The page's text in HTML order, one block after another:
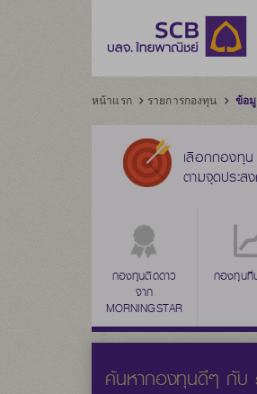
หน้าแรก รายการกองทุน ข้อ
เลือกกองทุน
ตามจุดประส
กองทุนติดดาว
จาก
MORNINGSTAR
กองทุนที่
ค้นหากองทุนดีๆ กับ